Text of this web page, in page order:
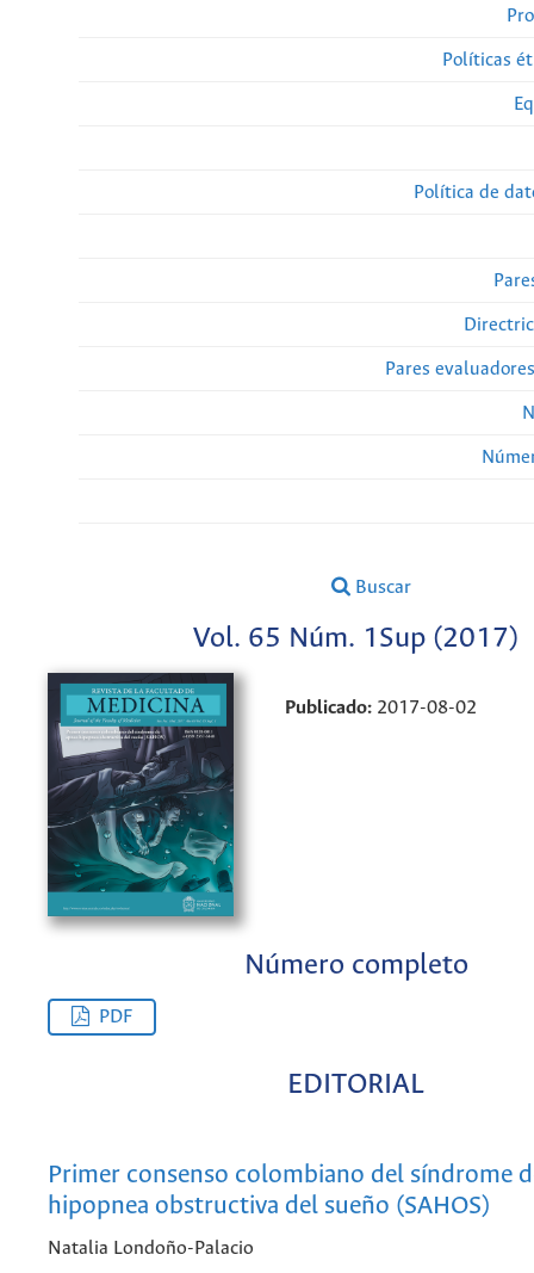
Políticas
Política de
Pares
Buscar
Vol. 65 Núm. 1Sup (2017)
Publicado: 2017-08-02
Número completo
PDF
EDITORIAL
Primer consenso colombiano del síndrome
hipopnea obstructiva del sueño (SAHOS)
Natalia Londoño-Palacio